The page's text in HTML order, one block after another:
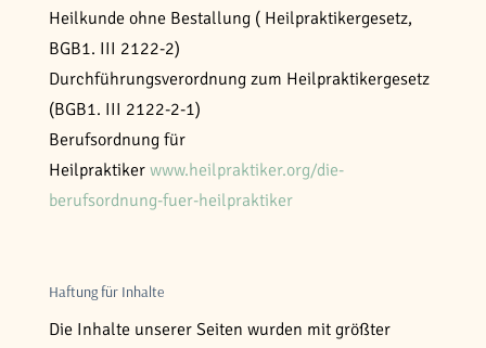
Heilkunde ohne Bestallung ( Heilpraktikergesetz,
BGB1. III 2122-2)
Durchführungsverordnung zum Heilpraktikergesetz
(BGB1. III 2122-2-1)
Berufsordnung für
Heilpraktiker www.heilpraktiker.org/die-
berufsordnung-fuer-heilpraktiker
Haftung für Inhalte
Die Inhalte unserer Seiten wurden mit größter